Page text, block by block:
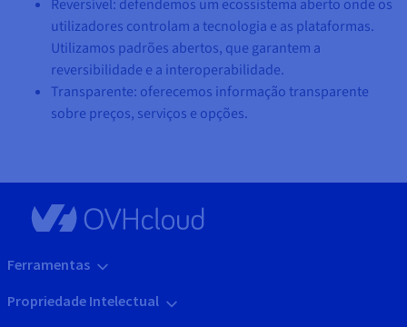
Reversível: defendemos um ecossistema aberto onde os
utilizadores controlam a tecnologia e as plataformas.
Utilizamos padrões abertos, que garantem a
reversibilidade e a interoperabilidade.
Transparente: oferecemos informação transparente
sobre preços, serviços e opções.
Ferramentas
Propriedade Intelectual